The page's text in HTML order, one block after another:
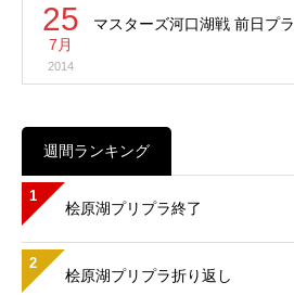
25
7月
2014
マスターズ河口湖戦 前日プラ
週間ランキング
1
桧原湖プリプラ終了
2
桧原湖プリプラ折り返し